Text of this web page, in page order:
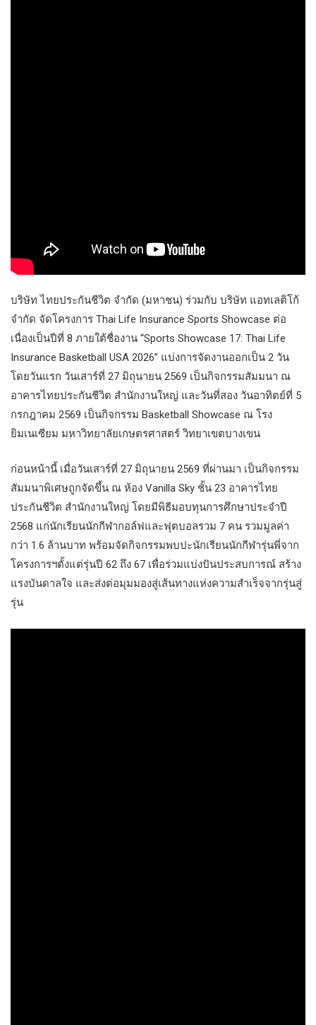
บริษัท ไทยประกันชีวิต จำกัด (มหาชน) ร่วมกับ บริษัท แอทเลติโก้
จำกัด จัดโครงการ Thai Life Insurance Sports Showcase ต่อ
เนื่องเป็นปีที่ 8 ภายใต้ชื่องาน “Sports Showcase 17: Thai Life
Insurance Basketball USA 2026” แบ่งการจัดงานออกเป็น 2 วัน
โดยวันแรก วันเสาร์ที่ 27 มิถุนายน 2569 เป็นกิจกรรมสัมมนา ณ
อาคารไทยประกันชีวิต สำนักงานใหญ่ และวันที่สอง วันอาทิตย์ที่ 5
กรกฎาคม 2569 เป็นกิจกรรม Basketball Showcase ณ โรง
ยิมเนเซียม มหาวิทยาลัยเกษตรศาสตร์ วิทยาเขตบางเขน
ก่อนหน้านี้ เมื่อวันเสาร์ที่ 27 มิถุนายน 2569 ที่ผ่านมา เป็นกิจกรรม
สัมมนาพิเศษถูกจัดขึ้น ณ ห้อง Vanilla Sky ชั้น 23 อาคารไทย
ประกันชีวิต สำนักงานใหญ่ โดยมีพิธีมอบทุนการศึกษาประจำปี
2568 แก่นักเรียนนักกีฬากอล์ฟและฟุตบอลรวม 7 คน รวมมูลค่า
กว่า 1.6 ล้านบาท พร้อมจัดกิจกรรมพบปะนักเรียนนักกีฬารุ่นพี่จาก
โครงการฯตั้งแต่รุ่นปี 62 ถึง 67 เพื่อร่วมแบ่งปันประสบการณ์ สร้าง
แรงบันดาลใจ และส่งต่อมุมมองสู่เส้นทางแห่งความสำเร็จจากรุ่นสู่
รุ่น